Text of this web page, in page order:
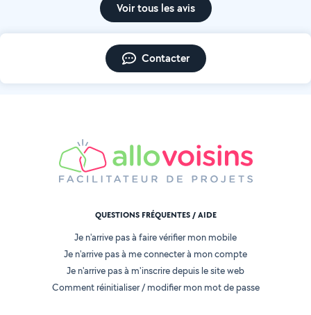
Voir tous les avis
Contacter
QUESTIONS FRÉQUENTES / AIDE
Je n'arrive pas à faire vérifier mon mobile
Je n'arrive pas à me connecter à mon compte
Je n'arrive pas à m'inscrire depuis le site web
Comment réinitialiser / modifier mon mot de passe